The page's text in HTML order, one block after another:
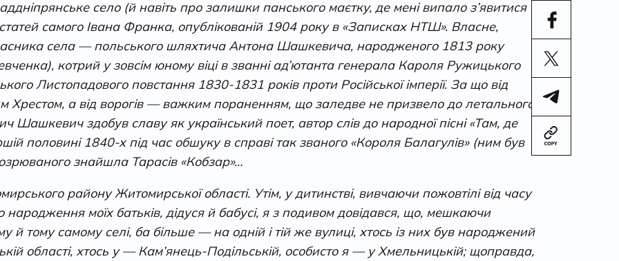
село (й навіть про залишки панського маєтку, де мені випало з’явитися
статей самого Івана Франка, опублікованій 1904 року в «Записках НТШ». Власне,
села — польського шляхтича Антона Шашкевича, народженого 1813 року
котрий у зовсім юному віці в званні ад’ютанта генерала Кароля Ружицького
Листопадового повстання 1830-1831 років проти Російської імперії. За що від
а від ворогів — важким пораненням, що заледве не призвело до летального
Шашкевич здобув славу як український поет, автор слів до народної пісні «Там, де
половині 1840-х під час обшуку в справі так званого «Короля Балагулів» (ним був
знайшла Тарасів «Кобзар»…
району Житомирської області. Утім, у дитинстві, вивчаючи пожовтілі від часу
народження моїх батьків, дідуся й бабусі, я з подивом довідався, що, мешкаючи
й тому самому селі, ба більше — на одній і тій же вулиці, хтось із них був народжений
області, хтось у — Кам’янець-Подільській, особисто я — у Хмельницькій; щоправда,